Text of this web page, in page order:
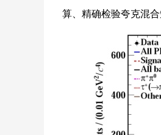
算、精确检验夸克混